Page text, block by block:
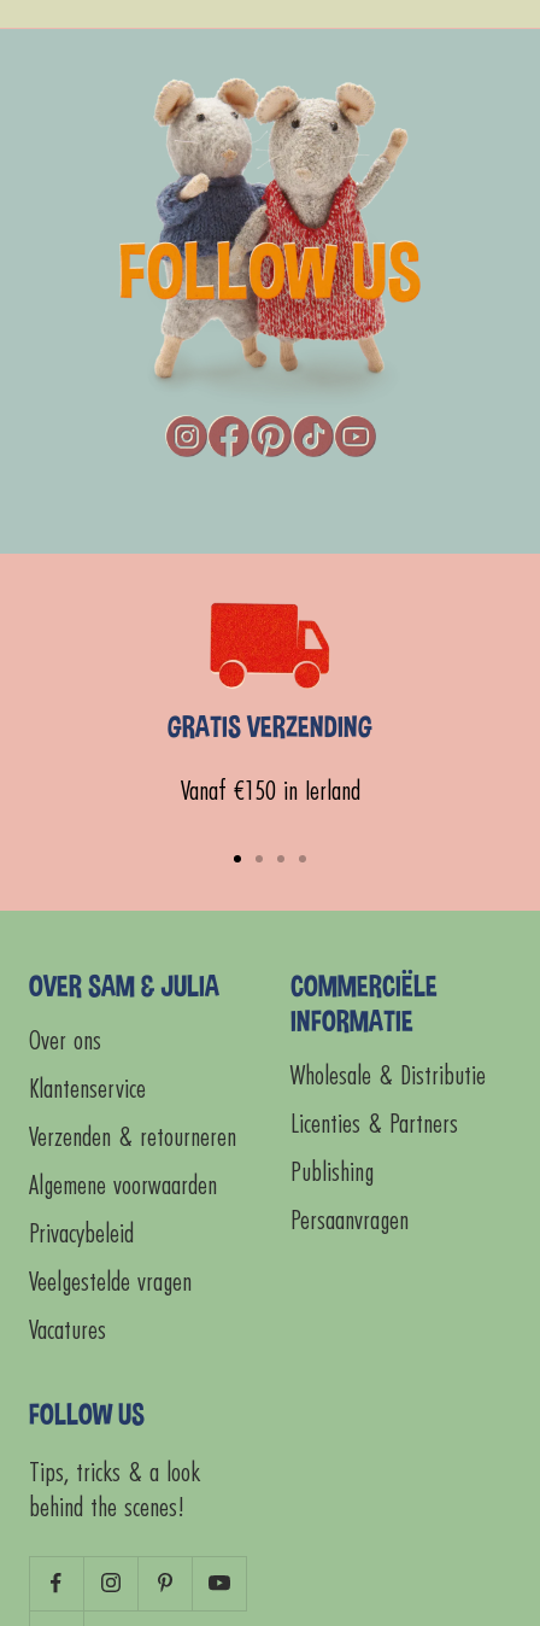
JOUW VIDEO'S
GRATIS VERZENDING
Vanaf €150 in Ierland
naarnaarnaarnaar
4
OVER SAM & JULIA
Over ons
Klantenservice
Verzenden & retourneren
Algemene voorwaarden
Privacybeleid
Veelgestelde vragen
Vacatures
COMMERCIËLE
INFORMATIE
Wholesale & Distributie
Licenties & Partners
Publishing
Persaanvragen
FOLLOW US
Tips, tricks & a look
behind the scenes!